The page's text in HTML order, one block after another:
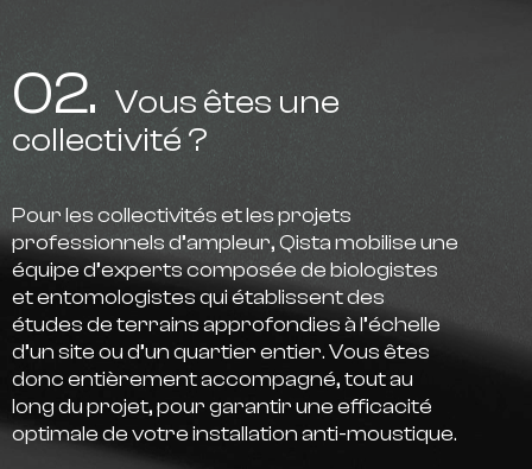
02. Vous êtes une
collectivité ?
Pour les collectivités et les projets
professionnels d’ampleur, Qista mobilise une
équipe d’experts composée de biologistes
et entomologistesqui établissent des
études de terrains approfondies à l’échelle
d’un site ou d’un quartier entier. Vous êtes
donc entièrement accompagné, tout au
long du projet, pour garantir une efficacité
optimale de votre installation anti-moustique.